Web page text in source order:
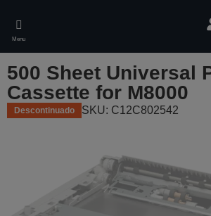
main
content
Menu
500 Sheet Universal
Cassette for M8000
Descontinuado SKU: C12C802542